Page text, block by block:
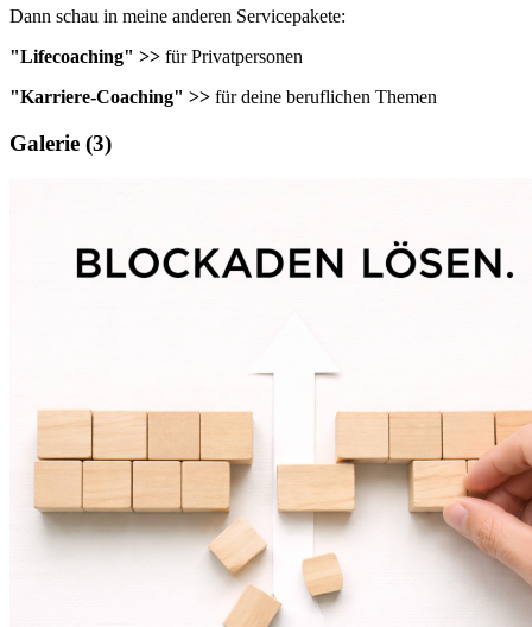
Dann schau in meine anderen Servicepakete:
"Lifecoaching" >> für Privatpersonen
"Karriere-Coaching" >> für deine beruflichen Themen
Galerie (3)